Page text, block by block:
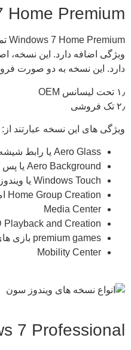
Home Premium
دارد. این نسخه به دو صورت
۱٫ تحت لیسانس OEM
۲٫ تک فروشی
ویژگی های این نسخه عبارتند از:
Aero Glass یا رابط شیشه ای
Aero Background یا پس زمینه شیشه ای
Windows Touch یا ویندوز لمسی
Home Group Creation امکان ایجاد شبکه Home Group
Media Center
Playback and Creation
premium games بازی های حرفه ای
Mobility Center
7 Professional